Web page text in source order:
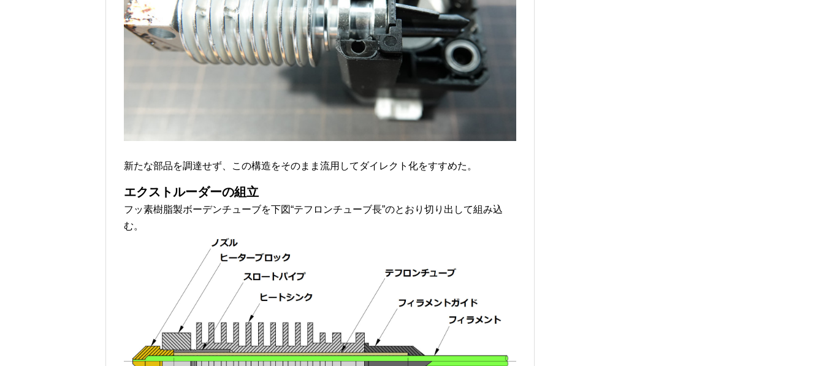
新たな部品を調達せず、この構造をそのまま流用してダイレクト化をすすめた。
エクストルーダーの組立
フッ素樹脂製ボーデンチューブを下図“テフロンチューブ長”のとおり切り出して組み込
む。